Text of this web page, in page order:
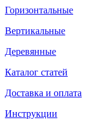
Горизонтальные
Вертикальные
Деревянные
Каталог статей
Доставка и оплата
Инструкции